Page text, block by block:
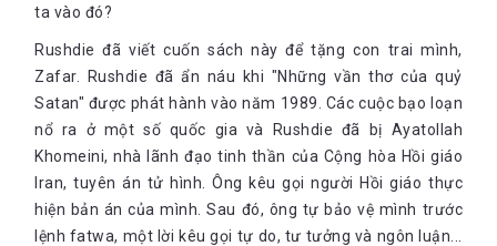
ta vào đó?
Rushdie đã viết cuốn sách này để tặng con trai mình,
Zafar. Rushdie đã ẩn náu khi "Những vần thơ của quỷ
Satan" được phát hành vào năm 1989. Các cuộc bạo loạn
nổ ra ở một số quốc gia và Rushdie đã bị Ayatollah
Khomeini, nhà lãnh đạo tinh thần của Cộng hòa Hồi giáo
Iran, tuyên án tử hình. Ông kêu gọi người Hồi giáo thực
hiện bản án của mình. Sau đó, ông tự bảo vệ mình trước
lệnh fatwa, một lời kêu gọi tự do, tư tưởng và ngôn luận...